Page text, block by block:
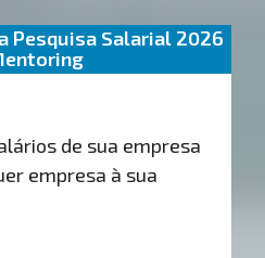
Pesquisa Salarial 2026
de sua empresa
empresa à sua